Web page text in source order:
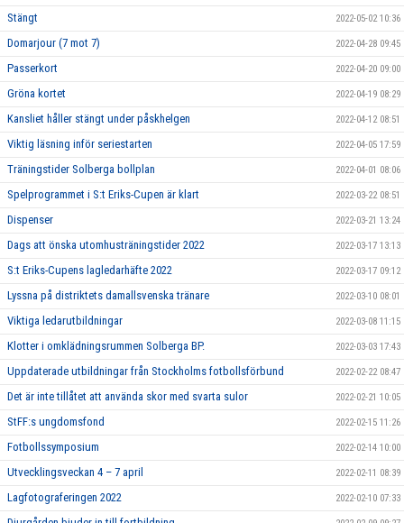
Stängt 2022-05-02 10:36
Domarjour (7 mot 7) 2022-04-28 09:45
Passerkort 2022-04-20 09:00
Gröna kortet 2022-04-19 08:29
Kansliet håller stängt under påskhelgen 2022-04-12 08:51
Viktig läsning inför seriestarten 2022-04-05 17:59
Träningstider Solberga bollplan 2022-04-01 08:06
Spelprogrammet i S:t Eriks-Cupen är klart 2022-03-22 08:51
Dispenser 2022-03-21 13:24
Dags att önska utomhusträningstider 2022 2022-03-17 13:13
S:t Eriks-Cupens lagledarhäfte 2022 2022-03-17 09:12
Lyssna på distriktets damallsvenska tränare 2022-03-10 08:01
Viktiga ledarutbildningar 2022-03-08 11:15
Klotter i omklädningsrummen Solberga BP. 2022-03-03 17:43
Uppdaterade utbildningar från Stockholms fotbollsförbund 2022-02-22 08:47
Det är inte tillåtet att använda skor med svarta sulor 2022-02-21 10:05
StFF:s ungdomsfond 2022-02-15 11:26
Fotbollssymposium 2022-02-14 10:00
Utvecklingsveckan 4 – 7 april 2022-02-11 08:39
Lagfotograferingen 2022 2022-02-10 07:33